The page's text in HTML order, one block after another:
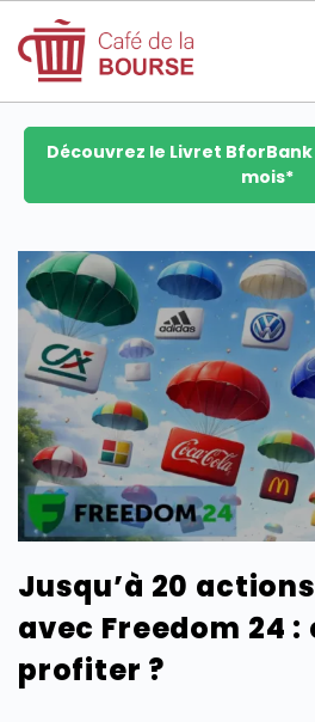
se
devenir
CATÉGORIES
SECTIONS
Découvrez le Livret BforBank
mois*
Jusqu’à 20
avec Freedom 24
profiter ?